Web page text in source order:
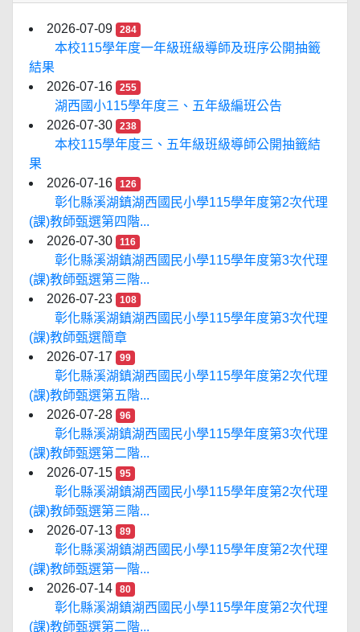
2026-07-09 284
本校115學年度一年級班級導師及班序公開抽籤
結果
2026-07-16
255
湖西國小115學年度三、五年級編班公告
2026-07-30
238
本校115學年度三、五年級班級導師公開抽籤結
果
2026-07-16
126
彰化縣溪湖鎮湖西國民小學115學年度第2次代理
(課)教師甄選第四階...
2026-07-30
116
彰化縣溪湖鎮湖西國民小學115學年度第3次代理
(課)教師甄選第三階...
2026-07-23
108
彰化縣溪湖鎮湖西國民小學115學年度第3次代理
(課)教師甄選簡章
2026-07-17
99
彰化縣溪湖鎮湖西國民小學115學年度第2次代理
(課)教師甄選第五階...
2026-07-28
96
彰化縣溪湖鎮湖西國民小學115學年度第3次代理
(課)教師甄選第二階...
2026-07-15
95
彰化縣溪湖鎮湖西國民小學115學年度第2次代理
(課)教師甄選第三階...
2026-07-13
89
彰化縣溪湖鎮湖西國民小學115學年度第2次代理
(課)教師甄選第一階...
2026-07-14
80
彰化縣溪湖鎮湖西國民小學115學年度第2次代理
(課)教師甄選第二階...